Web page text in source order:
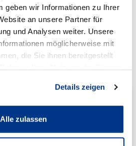
geben wir Informationen zu Ihrer
an unsere Partner für
und Analysen weiter. Unsere
möglicherweise mit
die Sie ihnen bereitgestellt
Details zeigen
Alle zulassen
Betriebe der
Schmidt
Sie uns gerne: